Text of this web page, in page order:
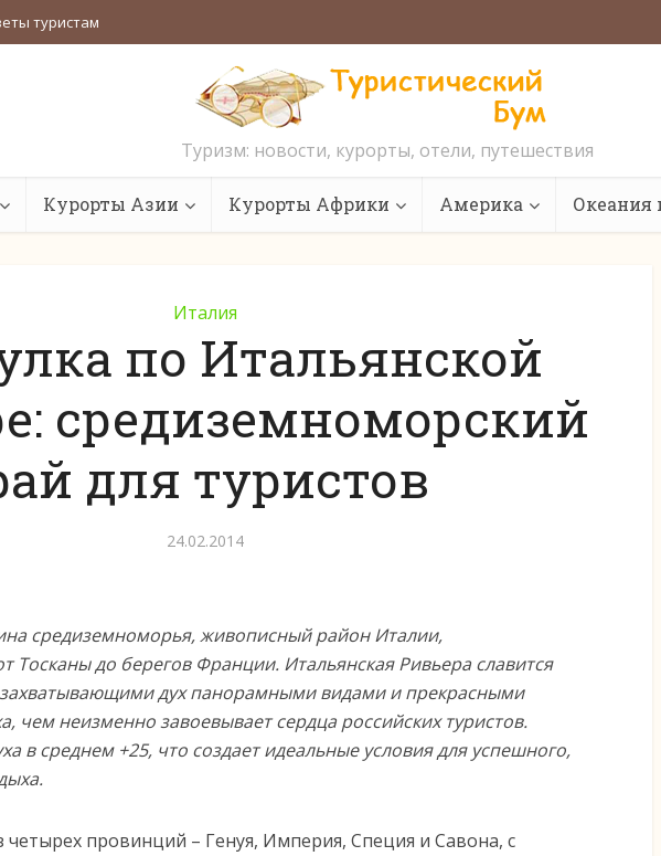
туристам
Туризм: новости, курорты, отели, путешествия
Курорты Азии Курорты Африки Америка Океания
Италия
по Итальянской
средиземноморский
для туристов
24.02.2014
средиземноморья, живописный район Италии,
Тосканы до берегов Франции. Итальянская Ривьера славится
дух панорамными видами и прекрасными
чем неизменно завоевывает сердца российских туристов.
в среднем +25, что создает идеальные условия для успешного,
четырех провинций – Генуя, Империя, Специя и Савона, с